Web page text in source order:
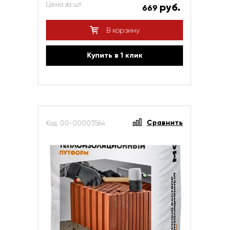
Цена за шт 669 руб.
В корзину
Купить в 1 клик
Код: 00-00003564 Сравнить